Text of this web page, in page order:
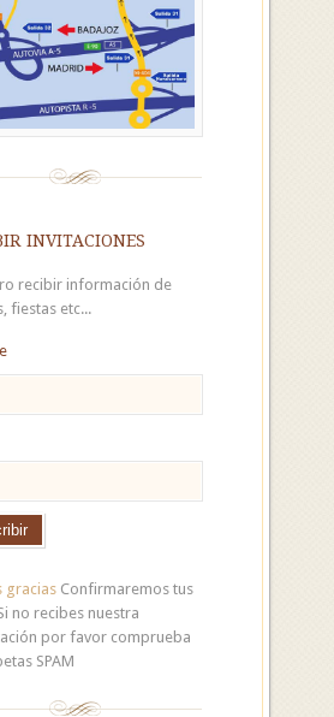
invitaciones
recibir información de
fiestas etc...
gracias Confirmaremos tus
no recibes nuestra
por favor comprueba
SPAM